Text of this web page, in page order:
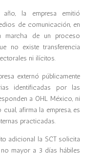
la empresa emitió
de comunicación, en
marcha de un proceso
no existe transferencia
ni ilícitos.
externó públicamente
identificadas por las
a OHL México, ni
afirma la empresa, es
practicadas.
adicional la SCT solicita
mayor a 3 días hábiles